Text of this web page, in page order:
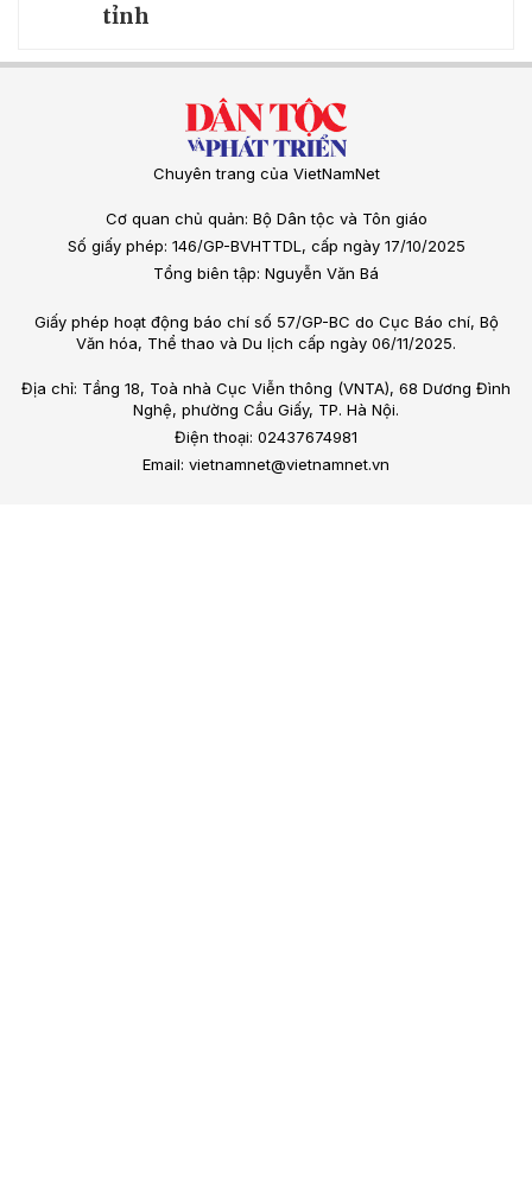
tỉnh
Chuyên trang của VietNamNet
Cơ quan chủ quản: Bộ Dân tộc và Tôn giáo
Số giấy phép: 146/GP-BVHTTDL, cấp ngày 17/10/2025
Tổng biên tập: Nguyễn Văn Bá
Giấy phép hoạt động báo chí số 57/GP-BC do Cục Báo chí, Bộ
Văn hóa, Thể thao và Du lịch cấp ngày 06/11/2025.
Địa chỉ: Tầng 18, Toà nhà Cục Viễn thông (VNTA), 68 Dương Đình
Nghệ, phường Cầu Giấy, TP. Hà Nội.
Điện thoại: 02437674981
Email: vietnamnet@vietnamnet.vn